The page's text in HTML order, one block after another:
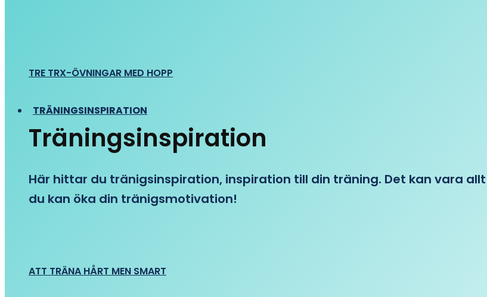
TRE TRX-ÖVNINGAR MED HOPP
TRÄNINGSINSPIRATION
Träningsinspiration
Här hittar du tränigsinspiration, inspiration till din träning. Det kan vara
du kan öka din tränigsmotivation!
ATT TRÄNA HÅRT MEN SMART